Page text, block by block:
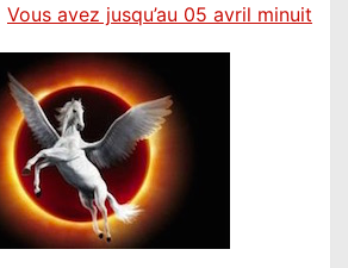
Vous avez jusqu’au 05 avril minuit